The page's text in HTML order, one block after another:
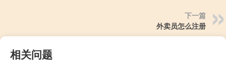
下一篇
外卖员怎么注册
相关问题